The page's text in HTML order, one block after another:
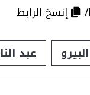
إنسخ الرابط
البيرو عبد